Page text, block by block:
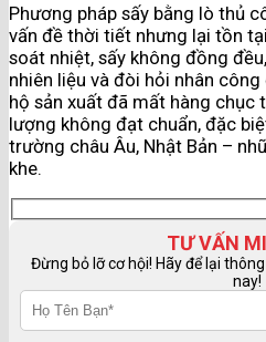
Phương pháp sấy bằng lò thủ
vấn đề thời tiết nhưng lại tồn
soát nhiệt, sấy không đồng
nhiên liệu và đòi hỏi nhân
hộ sản xuất đã mất hàng chục
lượng không đạt chuẩn, đặc
trường châu Âu, Nhật Bản –
khe.
TƯ VẤN
Đừng bỏ lỡ cơ hội! Hãy để lại
nay!